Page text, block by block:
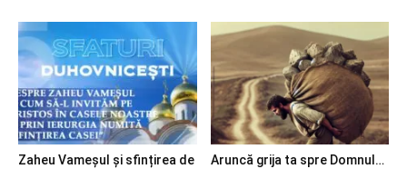
Zaheu Vameșul și sfințirea de
Aruncă grija ta spre Domnul…